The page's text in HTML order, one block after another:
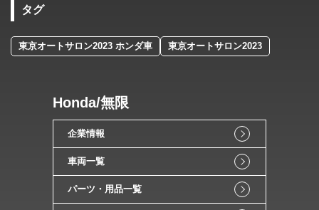
タグ
東京オートサロン2023 ホンダ車 東京オートサロン2023
Honda/無限
企業情報
車両一覧
パーツ・用品一覧